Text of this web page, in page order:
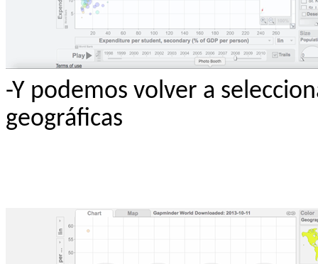
-Y podemos volver a
geográficas